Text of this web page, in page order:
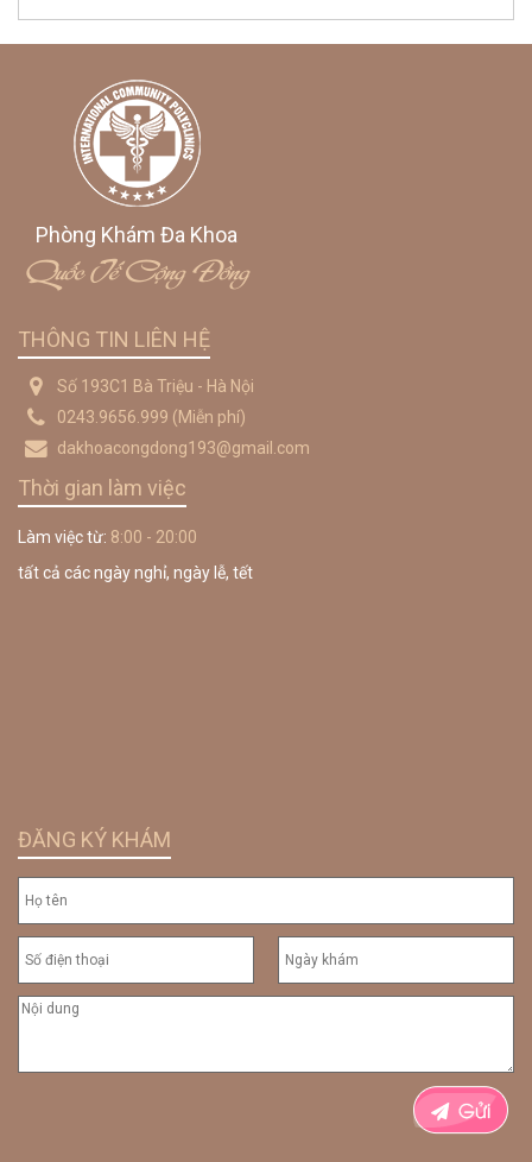
Phòng Khám Đa Khoa
Quốc Tế Cộng Đồng
THÔNG TIN LIÊN HỆ
Số 193C1 Bà Triệu - Hà Nội
0243.9656.999 (Miễn phí)
dakhoacongdong193@gmail.com
Thời gian làm việc
Làm việc từ: 8:00 - 20:00
tất cả các ngày nghỉ, ngày lễ, tết
ĐĂNG KÝ KHÁM